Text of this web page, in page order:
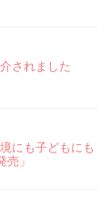
されました
も子どもにも
」